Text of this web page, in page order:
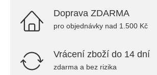
Doprava ZDARMA
pro objednávky nad 1.500 Kč
Vrácení zboží do 14 dní
zdarma a bez rizika